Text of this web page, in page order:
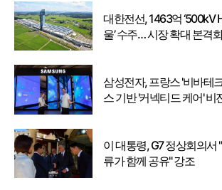
대한전선, 1463억 ‘500kV
울’ 수주… 시장 확대 본격화
삼성전자, 프랑스 '비바테
스 기반 '커넥티드 케어' 비
이 대통령, G7 정상회의서
류가 함께 공유" 강조